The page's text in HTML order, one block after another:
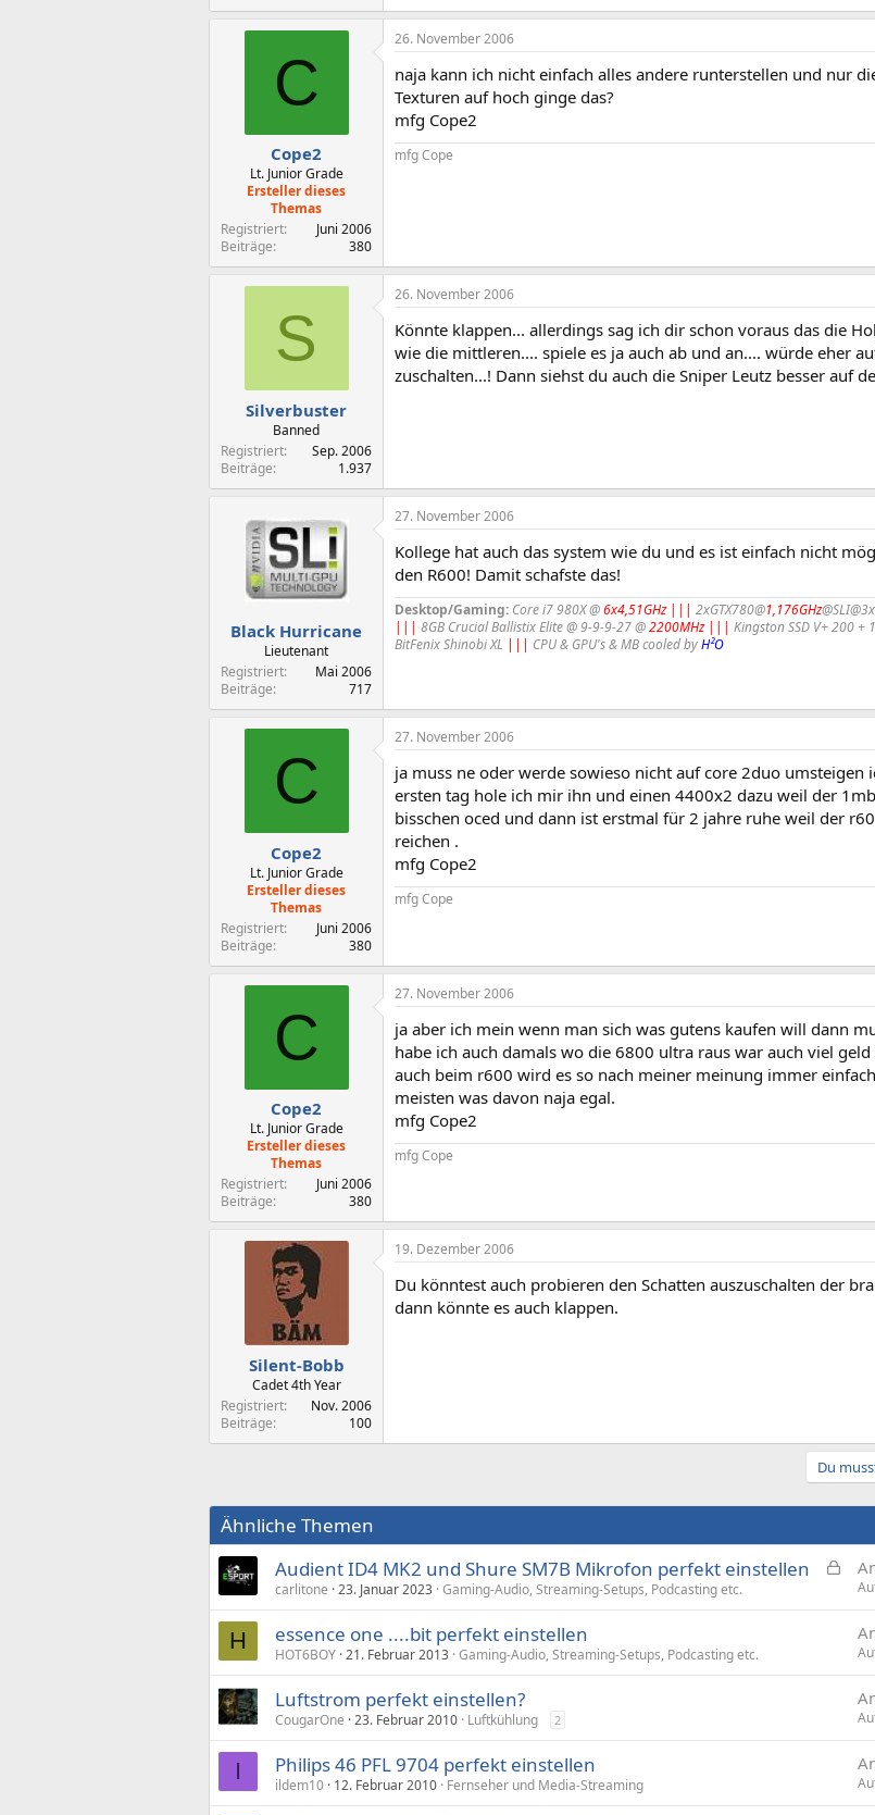
C
Cope2
Lt. Junior Grade
Ersteller dieses
Themas
Registriert
Juni 2006
Beiträge
380
26. November 2006
naja kann ich nicht einfach alles andere runterstellen und nur
Texturen auf hoch ginge das?
mfg Cope2
mfg Cope
S
Silverbuster
Banned
Registriert
Sep. 2006
Beiträge
1.937
26. November 2006
Könnte klappen... allerdings sag ich dir schon voraus das die
wie die mittleren.... spiele es ja auch ab und an.... würde eher
zuschalten...! Dann siehst du auch die Sniper Leutz besser auf
Black Hurricane
Lieutenant
Registriert
Mai 2006
Beiträge
717
27. November 2006
Kollege hat auch das system wie du und es ist einfach nicht
den R600! Damit schafste das!
Desktop/Gaming: Core i7 980X @6x4,51GHz||| 2xGTX780@1,176GHz
||| 8GB Crucial Ballistix Elite @ 9-9-9-27 @2200MHz ||| Kingston SSD V+ 200 +
BitFenix Shinobi XL ||| CPU & GPU's & MB cooled byH²O
C
Cope2
Lt. Junior Grade
Ersteller dieses
Themas
Registriert
Juni 2006
Beiträge
380
27. November 2006
ja muss ne oder werde sowieso nicht auf core 2duo
ersten tag hole ich mir ihn und einen 4400x2 dazu weil der
bisschen oced und dann ist erstmal für 2 jahre ruhe weil der
reichen .
mfg Cope2
mfg Cope
C
Cope2
Lt. Junior Grade
Ersteller dieses
Themas
Registriert
Juni 2006
Beiträge
380
27. November 2006
ja aber ich mein wenn man sich was gutens kaufen will dann
habe ich auch damals wo die 6800 ultra raus war auch viel
auch beim r600 wird es so nach meiner meinung immer
meisten was davon naja egal.
mfg Cope2
mfg Cope
Silent-Bobb
Cadet 4th Year
Registriert
Nov. 2006
Beiträge
100
19. Dezember 2006
Du könntest auch probieren den Schatten auszuschalten der
dann könnte es auch klappen.
Du
Ähnliche Themen
G
s
r
Audient ID4 MK2 und Shure SM7B Mikrofon perfekt einstellen
carlitone 23. Januar 2023 Gaming-Audio, Streaming-Setups, Podcasting etc.
H essence one ....bit perfekt einstellen
HOT6BOY 21. Februar 2013 Gaming-Audio, Streaming-Setups, Podcasting etc.
Luftstrom perfekt einstellen?
CougarOne 23. Februar 2010 Luftkühlung 2
I Philips 46 PFL 9704 perfekt einstellen
ildem10 12. Februar 2010 Fernseher und Media-Streaming